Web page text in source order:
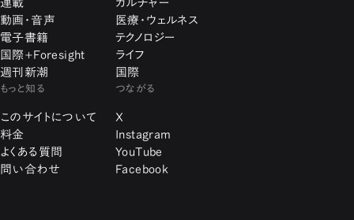
連載
動画・音声
電子書籍
国際+Foresight
週刊新潮
カルチャー
医療・ウェルネス
テクノロジー
ライフ
国際
もっと知る
このサイトについて
料金
よくある質問
問い合わせ
つながる
X
Instagram
YouTube
Facebook